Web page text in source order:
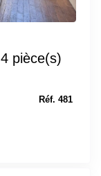
pièce(s)
Réf. 481